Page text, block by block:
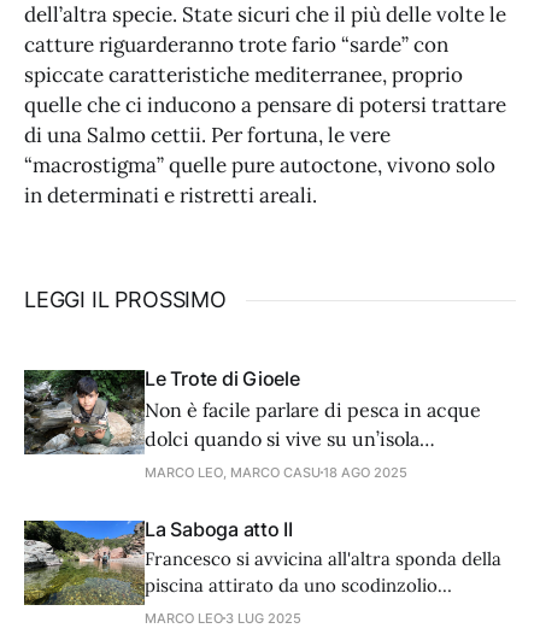
dell’altra specie. State sicuri che il più delle volte le
catture riguarderanno trote fario “sarde” con
spiccate caratteristiche mediterranee, proprio
quelle che ci inducono a pensare di potersi trattare
di una Salmo cettii. Per fortuna, le vere
“macrostigma” quelle pure autoctone, vivono solo
in determinati e ristretti areali.
LEGGI IL PROSSIMO
Le Trote di Gioele
Non è facile parlare di pesca in acque
dolci quando si vive su un’isola
circondata dal mare. Ma se c’è una pesca
interne di montagna e ne racchiude
storia e un fascino tutto proprio, quella è
sicuramente la pesca alla trota.
MARCO LEO, MARCO CASU18 AGO 2025
La Saboga atto II
Francesco si avvicina all'altra sponda della
piscina attirato da uno scodinzolio
prepotente.
MARCO LEO 3 LUG 2025